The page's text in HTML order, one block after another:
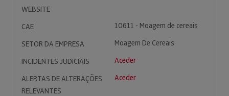
WEBSITE
CAE
10611 - Moagem de cereais
SETOR DA EMPRESA
Moagem De Cereais
INCIDENTES JUDICIAIS
Aceder
ALERTAS DE ALTERAÇÕES
RELEVANTES
Aceder